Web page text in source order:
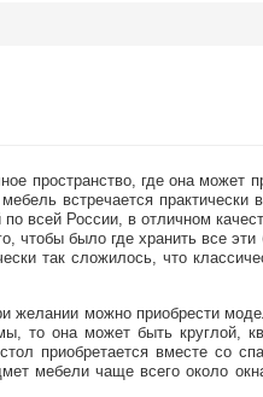
пространство, где она может
встречается практически
всей России, в отличном
было где хранить все
так сложилось, что
желании можно приобрести
то она может быть круглой,
приобретается вместе со
мебели чаще всего около